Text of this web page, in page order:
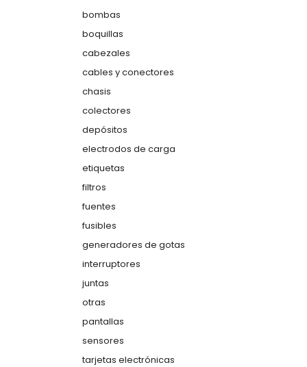
bombas
boquillas
cabezales
cables y conectores
chasis
colectores
depósitos
electrodos de carga
etiquetas
filtros
fuentes
fusibles
generadores de gotas
interruptores
juntas
otras
pantallas
sensores
tarjetas electrónicas